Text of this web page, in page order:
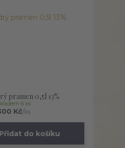
pramen 0,5l 13%
Kč/ks
6 ks
Přidat do košíku